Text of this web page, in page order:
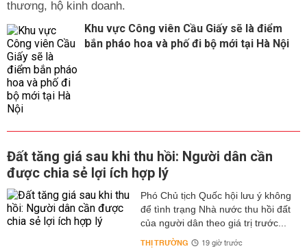
thương, hộ kinh doanh.
Khu vực Công viên Cầu Giấy sẽ là điểm
bắn pháo hoa và phố đi bộ mới tại Hà Nội
Đất tăng giá sau khi thu hồi: Người dân cần
được chia sẻ lợi ích hợp lý
Phó Chủ tịch Quốc hội lưu ý không
để tình trạng Nhà nước thu hồi đất
của người dân theo giá trị trước...
THỊ TRƯỜNG 19 giờ trước